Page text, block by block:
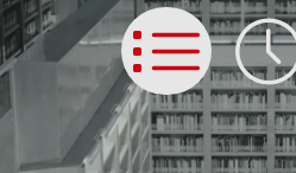
List